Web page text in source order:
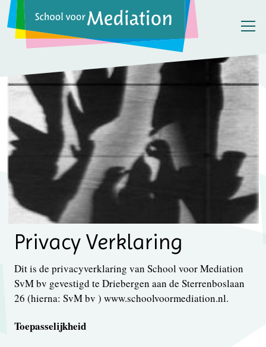
Privacy Verklaring
Dit is de privacyverklaring van School voor Mediation
SvM bv gevestigd te Driebergen aan de Sterrenboslaan
26 (hierna: SvM bv ) www.schoolvoormediation.nl.
Toepasselijkheid